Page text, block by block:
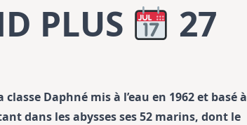
PLUS
27
Daphné mis à l’eau en 1962 et basé à
dans les abysses ses 52 marins, dont le